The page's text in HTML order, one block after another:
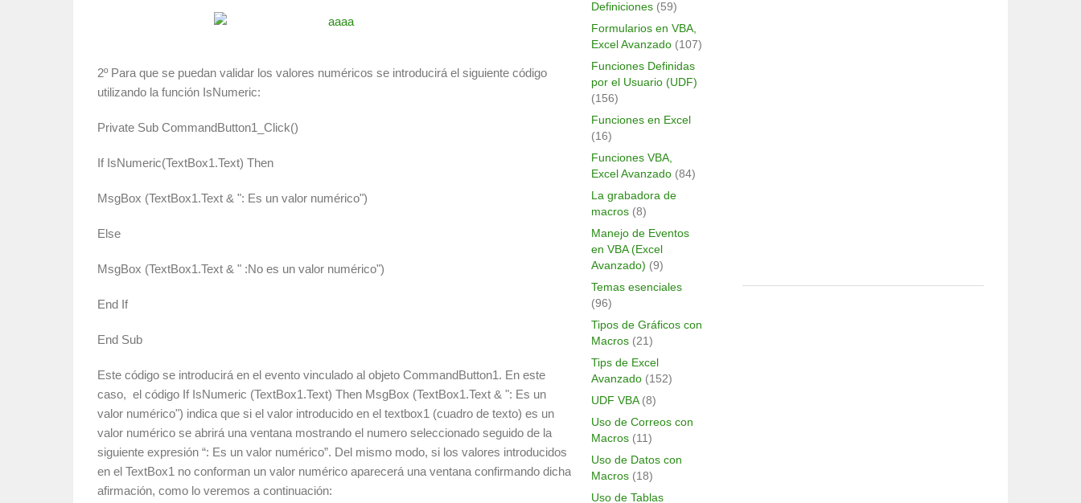
2º Para que se puedan validar los valores numéricos se introducirá el siguiente código
utilizando la función IsNumeric:
Private Sub CommandButton1_Click()
If IsNumeric(TextBox1.Text) Then
MsgBox (TextBox1.Text & ": Es un valor numérico")
Else
MsgBox (TextBox1.Text & " :No es un valor numérico")
End If
End Sub
Este código se introducirá en el evento vinculado al objeto CommandButton1. En este
caso, el código If IsNumeric (TextBox1.Text) Then MsgBox (TextBox1.Text & ": Es un
valor numérico") indica que si el valor introducido en el textbox1 (cuadro de texto) es un
valor numérico se abrirá una ventana mostrando el numero seleccionado seguido de la
siguiente expresión “: Es un valor numérico”. Del mismo modo, si los valores introducidos
en el TextBox1 no conforman un valor numérico aparecerá una ventana confirmando dicha
afirmación, como lo veremos a continuación:
Definiciones(59)
Formularios en VBA,
Excel Avanzado(107)
Funciones Definidas
por el Usuario (UDF)
(156)
Funciones en Excel
(16)
Funciones VBA,
Excel Avanzado(84)
La grabadora de
macros(8)
Manejo de Eventos
en VBA (Excel
Avanzado) (9)
Temas esenciales
(96)
Tipos de Gráficos con
Macros(21)
Tips de Excel
Avanzado(152)
UDF VBA(8)
Uso de Correos con
Macros(11)
Uso de Datos con
Macros(18)
Uso de Tablas